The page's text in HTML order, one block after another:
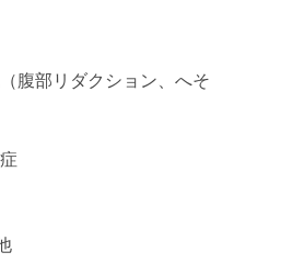
腹部リダクション、へそ